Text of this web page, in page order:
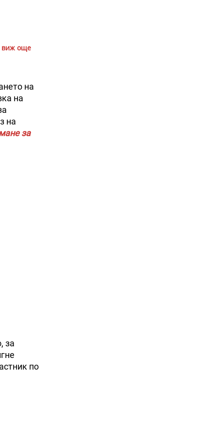
виж още
на
на
на
за
за
по